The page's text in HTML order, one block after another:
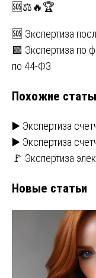
🆘⚖️🔥🏆
Навигация
по
🆘 Экспертиза
🟩 Экспертиза по
по 44-ФЗ
Похожие
▶️ Экспертиза
▶️ Экспертиза
🚩 Экспертиза
Новые статьи